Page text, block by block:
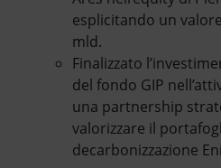
esplicitando un
mld.
Finalizzato
del fondo GIP
una partnership
valorizzare il
decarbonizzazione